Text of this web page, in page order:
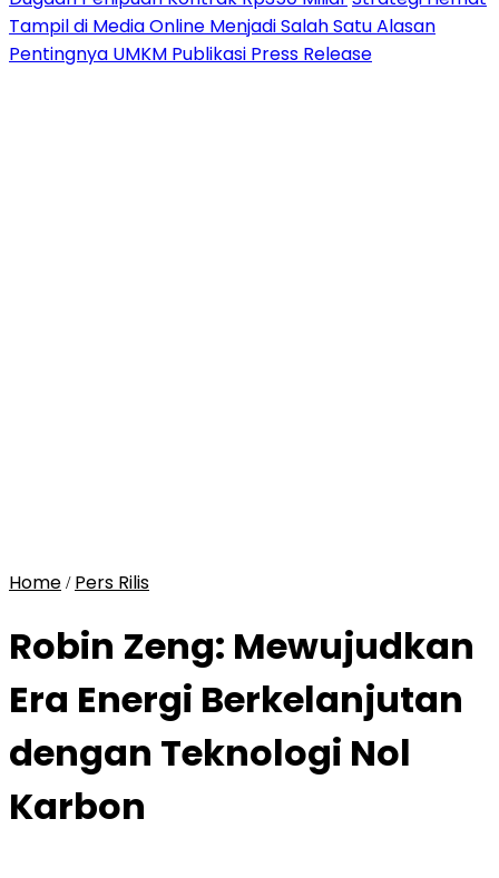
Tampil di Media Online Menjadi Salah Satu Alasan
Pentingnya UMKM Publikasi Press Release
Home / Pers Rilis
Robin Zeng: Mewujudkan
Era Energi Berkelanjutan
dengan Teknologi Nol
Karbon